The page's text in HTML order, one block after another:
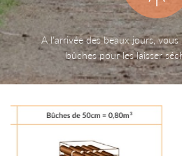
/ TARIFS
Actualités
Avis
Contact
A l'arrivée des beaux jours,
bûches pour les laisser